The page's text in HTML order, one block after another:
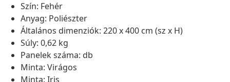
Szín: Fehér
Anyag: Poliészter
Általános dimenziók: 220 x 400 cm (sz x H)
Súly: 0,62 kg
Panelek száma: db
Minta: Virágos
Minta: Iris